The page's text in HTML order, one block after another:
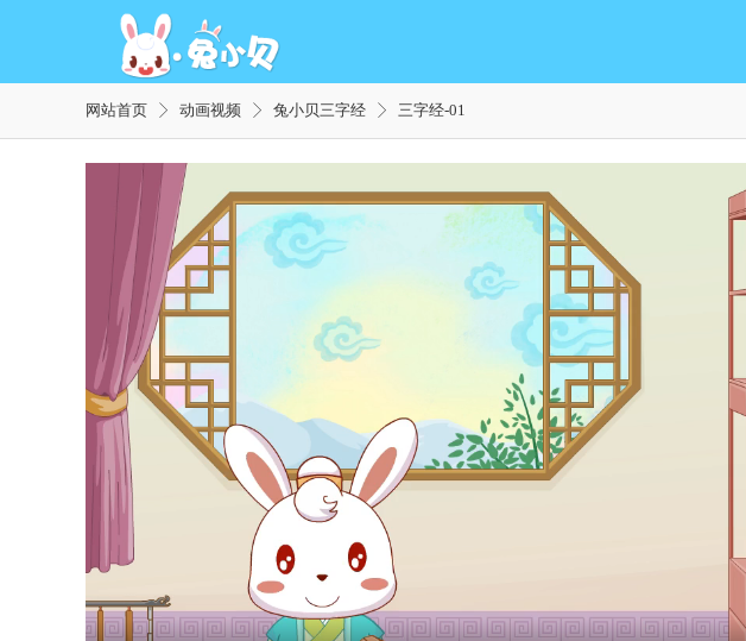
网站首页 动画视频 兔小贝三字经 三字经-01